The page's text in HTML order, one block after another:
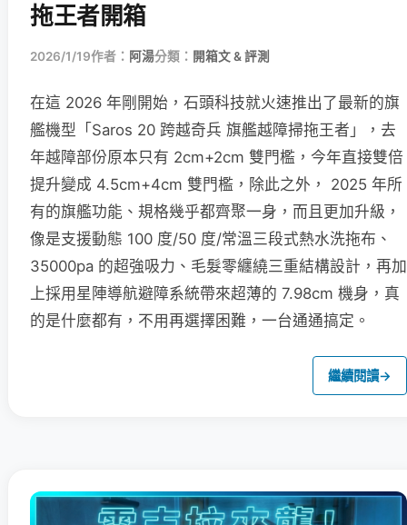
拖王者開箱
2026/1/19作者： 阿湯分類： 開箱文 & 評測
在這 2026 年剛開始，石頭科技就火速推出了最新的旗
艦機型「Saros 20 跨越奇兵 旗艦越障掃拖王者」，去
年越障部份原本只有 2cm+2cm 雙門檻，今年直接雙倍
提升變成 4.5cm+4cm 雙門檻，除此之外， 2025 年所
有的旗艦功能、規格幾乎都齊聚一身，而且更加升級，
像是支援動態 100 度/50 度/常溫三段式熱水洗拖布、
35000pa 的超強吸力、毛髮零纏繞三重結構設計，再加
上採用星陣導航避障系統帶來超薄的 7.98cm 機身，真
的是什麼都有，不用再選擇困難，一台通通搞定。
繼續閱讀→